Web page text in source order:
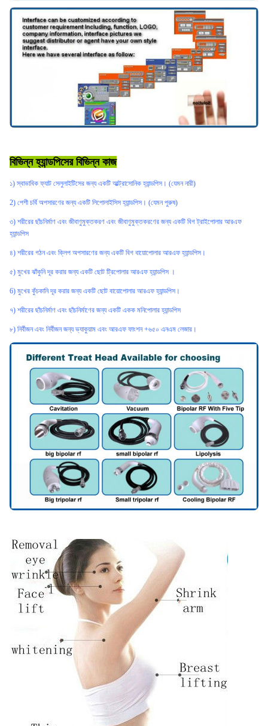
বিভিন্ন হ্যান্ডপিসের বিভিন্ন কাজ
১) স্বাভাবিক ফ্যাট সেলুলাইটিসের জন্য একটি আল্ট্রাসোনিক হ্যান্ডপিস। (যেমন নারী)
2) পেশী চর্বি অপসারণের জন্য একটি লিপোলাইসিস হ্যান্ডপিস। (যেমন পুরুষ)
৩) শরীরের ছাঁচনির্মাণ এবং জীবাণুমুক্তকরণ এবং জীবাণুমুক্তকরণের জন্য একটি বিগ ট্রাইপোলার আরএফ
হ্যান্ডপিস
৪) শরীরের গঠন এবং ক্লিপ অপসারণের জন্য একটি বিগ বায়োপোলার আরএফ হ্যান্ডপিস।
৫) মুখের ঝাঁকুনি দূর করার জন্য একটি ছোট ট্রিপোলার আরএফ হ্যান্ডপিস ।
6) মুখের কুঁচকানি দূর করার জন্য একটি ছোট বায়োপোলার আরএফ হ্যান্ডপিস।
৭) শরীরের ছাঁচনির্মাণ এবং ছাঁচনির্মাণের জন্য একটি একক মনিপোলার হ্যান্ডপিস
৮) নির্বীজন এবং নির্বীজন জন্য ভ্যাকুয়াম এবং আরএফ ফাংশন +৬৫০ এনএম লেজার।